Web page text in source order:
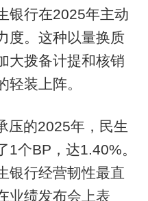
银行在2025年主动
度。这种以量换质
大拨备计提和核销
轻装上阵。
压的2025年，民生
1个BP，达1.40%。
银行经营韧性最直
业绩发布会上表